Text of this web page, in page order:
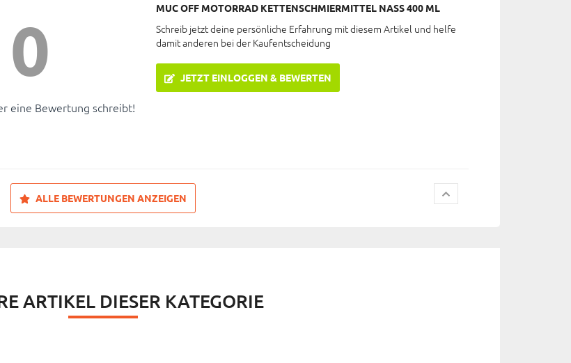
0
eine Bewertung schreibt!
MUC OFF MOTORRAD KETTENSCHMIERMITTEL NASS 400 ML
Schreib jetzt deine persönliche Erfahrung mit diesem Artikel und helfe
damit anderen bei der Kaufentscheidung
JETZT EINLOGGEN & BEWERTEN
ALLE BEWERTUNGEN ANZEIGEN
ARTIKEL DIESER KATEGORIE